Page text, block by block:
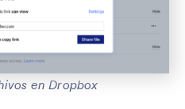
en Dropbox